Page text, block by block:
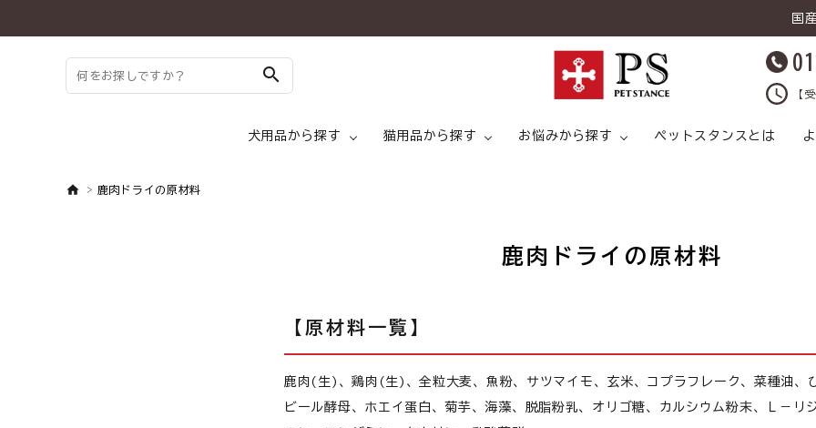
国
search
【
犬用品から探す
ドッグフード ウェットタイプ
犬 トッピング
犬 メディフード 犬 ライフケア（ケア用品）
猫用品から探す
キャットフード ドライタイプ
プ
猫 ライフケア（ケア用品）
猫 ライフケア（
ど）
お悩みから探す
足腰
腸内環境
ペットスタンスとは
鹿肉ドライの原材料
鹿肉ドライの原材料
【原材料一覧】
鹿肉(生)、鶏肉(生)、全粒大麦、魚粉、サツマイモ、玄米、コプラフレーク、菜種油、
ビール酵母、ホエイ蛋白、菊芋、海藻、脱脂粉乳、オリゴ糖、カルシウム粉末、Ｌ－リ